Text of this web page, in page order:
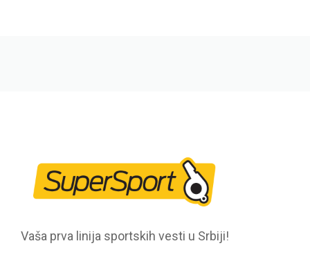
Vaša prva linija sportskih vesti u Srbiji!